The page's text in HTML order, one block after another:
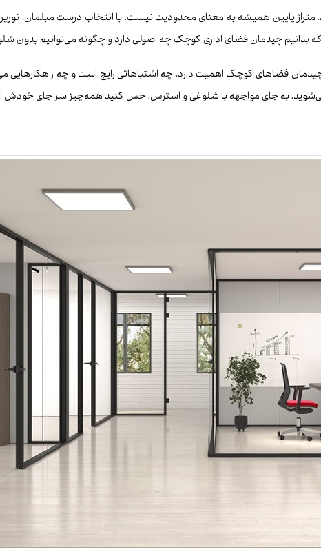
پایین همیشه به معنای محدودیت نیست. با انتخاب درست مبلمان،
چیدمان فضای اداری کوچک چه اصولی دارد و چگونه می‌توانیم بدون
فضاهای کوچک اهمیت دارد، چه اشتباهاتی رایج است و چه
به جای مواجهه با شلوغی و استرس، حس کنید همه‌چیز سر جای